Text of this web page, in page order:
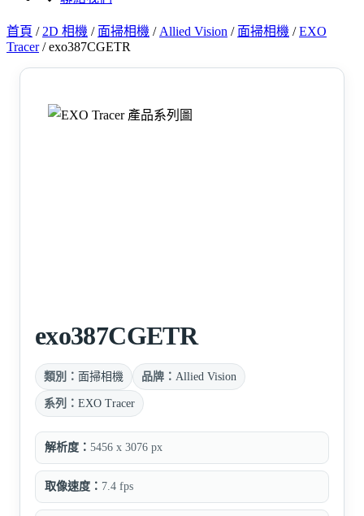
首頁 / 2D 相機 / 面掃相機 / Allied Vision / 面掃相機 /EXO
Tracer/exo387CGETR
exo387CGETR
類別： 面掃相機 品牌： Allied Vision
系列： EXO Tracer
解析度： 5456 x 3076 px
取像速度： 7.4 fps